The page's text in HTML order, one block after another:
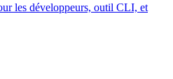
les développeurs, outil CLI, et